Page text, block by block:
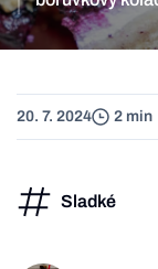
20. 7. 2024 2 min
Sladké